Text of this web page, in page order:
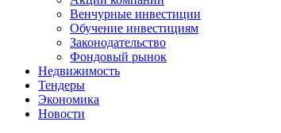
Венчурные инвестиции
Обучение инвестициям
Законодательство
Фондовый рынок
Недвижимость
Тендеры
Экономика
Новости